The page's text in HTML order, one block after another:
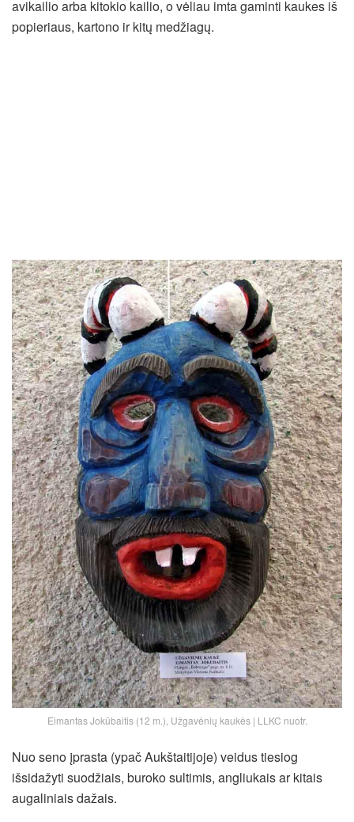
avikailio arba kitokio kailio, o vėliau imta gaminti kaukes iš
popieriaus, kartono ir kitų medžiagų.
Eimantas Jokūbaitis (12 m.), Užgavėnių kaukės | LLKC nuotr.
Nuo seno įprasta (ypač Aukštaitijoje) veidus tiesiog
išsidažyti suodžiais, buroko sultimis, angliukais ar kitais
augaliniais dažais.